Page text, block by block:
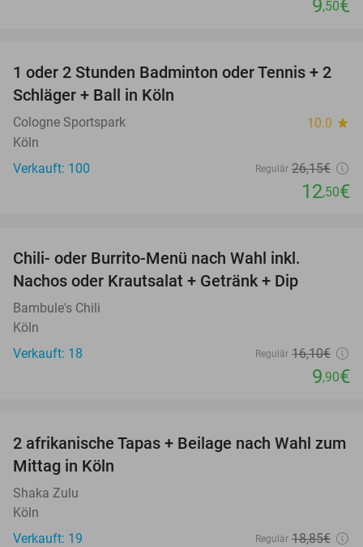
9,50€
52%
1 oder 2 Stunden Badminton oder Tennis + 2
Schläger + Ball in Köln
Cologne Sportspark 10.0 star
Köln
Verkauft: 100
Regulär 26,15€
12,50€
Chili- oder Burrito-Menü nach Wahl inkl.
Nachos oder Krautsalat + Getränk + Dip
Bambule's Chili
Köln
Verkauft: 18
Regulär 16,10€
9,90€
47%
2 afrikanische Tapas + Beilage nach Wahl zum
Mittag in Köln
Shaka Zulu
Köln
Verkauft: 19
Regulär 18,85€